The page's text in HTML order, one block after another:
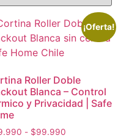
¡Oferta!
Roller Doble
Blanca – Control
y Privacidad | Safe
- $99.990